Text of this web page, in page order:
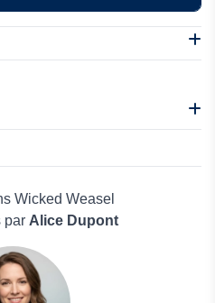
Wicked Weasel
par Alice Dupont